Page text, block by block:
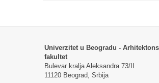
Univerzitet u Beogradu -
fakultet
Bulevar kralja Aleksandra 73/II
11120 Beograd, Srbija